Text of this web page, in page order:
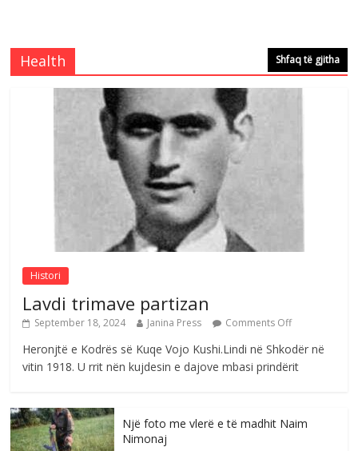
e invalidëve në Fushë Kosovë
Comments Off
Çlirimtari Agron Gërvalla me takime pune
në atdhe të shoqerisë Levizja
August 3, 2026 Comments Off
Postim me vlera nga artistja e mirëfilltë
Mimoza Gjoni
August 6, 2026 Comments Off
Health Shfaq të gjitha
Histori
Lavdi trimave partizan
September 18, 2024 Janina Press Comments Off
Heronjtë e Kodrës së Kuqe Vojo Kushi.Lindi në Shkodër në
vitin 1918. U rrit nën kujdesin e dajove mbasi prindërit
Një foto me vlerë e të madhit Naim
Nimonaj